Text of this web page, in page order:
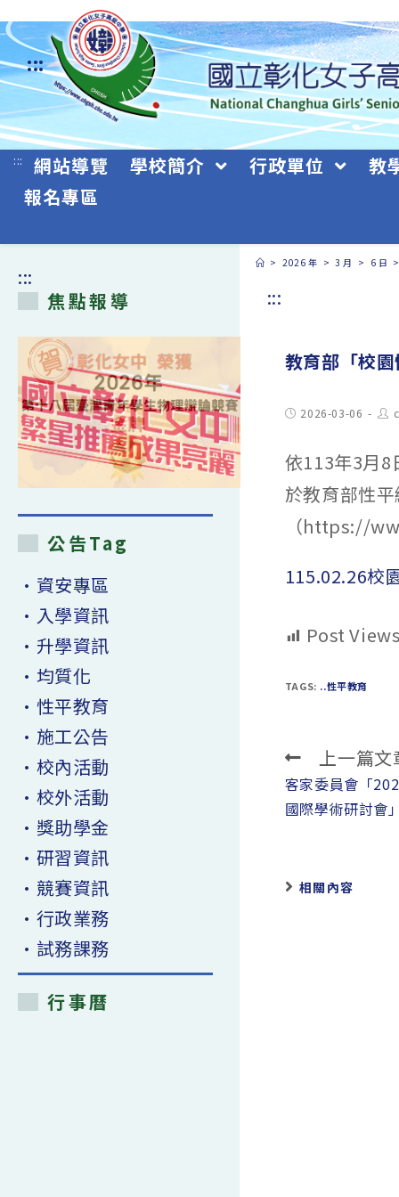
跳
轉
至
主
要
:::
::: 網站導覽 學校簡介 行政單位
教
報名專區
> 2026 年 > 3 月 > 6 日
:::
教育部「校
Post2026-03-06
依113年3月8
於教育部性
（https://
115.02.26校
Post
TAGS: ..性平教育
Read
more
articles
上一篇文
客家委員會「
國際學術研討會
相關內容
:::
焦點報導
公告Tag
•資安專區
•入學資訊
•升學資訊
•均質化
•性平教育
•施工公告
•校內活動
•校外活動
•獎助學金
•研習資訊
•競賽資訊
•行政業務
•試務課務
行事曆